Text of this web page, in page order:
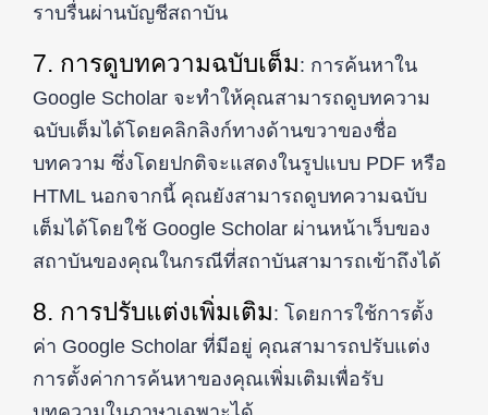
ราบรื่นผ่านบัญชีสถาบัน
7. การดูบทความฉบับเต็ม: การค้นหาใน
Google Scholar จะทำให้คุณสามารถดูบทความ
ฉบับเต็มได้โดยคลิกลิงก์ทางด้านขวาของชื่อ
บทความ ซึ่งโดยปกติจะแสดงในรูปแบบ PDF หรือ
HTML นอกจากนี้ คุณยังสามารถดูบทความฉบับ
เต็มได้โดยใช้ Google Scholar ผ่านหน้าเว็บของ
สถาบันของคุณในกรณีที่สถาบันสามารถเข้าถึงได้
8. การปรับแต่งเพิ่มเติม: โดยการใช้การตั้ง
ค่า Google Scholar ที่มีอยู่ คุณสามารถปรับแต่ง
การตั้งค่าการค้นหาของคุณเพิ่มเติมเพื่อรับ